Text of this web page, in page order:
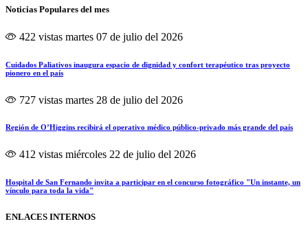
Noticias Populares del mes
422 vistas martes 07 de julio del 2026
Cuidados Paliativos inaugura espacio de dignidad y confort terapéutico tras proyecto
pionero en el país
727 vistas martes 28 de julio del 2026
Región de O’Higgins recibirá el operativo médico público-privado más grande del país
412 vistas miércoles 22 de julio del 2026
Hospital de San Fernando invita a participar en el concurso fotográfico "Un instante, un
vínculo para toda la vida"
ENLACES INTERNOS